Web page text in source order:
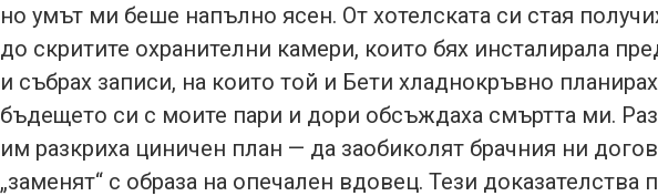
но умът ми беше напълно ясен. От хотелската си стая
до скритите охранителни камери, които бях инсталирала
и събрах записи, на които той и Бети хладнокръвно
бъдещето си с моите пари и дори обсъждаха смъртта ми.
им разкриха циничен план — да заобиколят брачния ни
„заменят“ с образа на опечален вдовец. Тези доказателства